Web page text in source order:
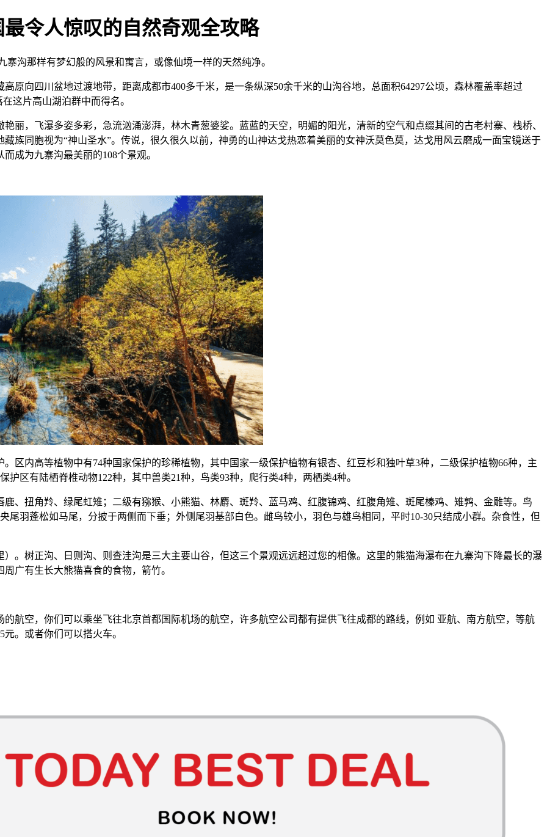
令人惊叹的自然奇观全攻略
沟那样有梦幻般的风景和寓言，或像仙境一样的天然纯净。
原向四川盆地过渡地带，距离成都市400多千米，是一条纵深50余千米的山沟谷地，总面积64297公顷，森林覆盖率超过
这片高山湖泊群中而得名。
丽，飞瀑多姿多彩，急流汹涌澎湃，林木青葱婆娑。蓝蓝的天空，明媚的阳光，清新的空气和点缀其间的古老村寨、栈桥、
族同胞视为“神山圣水”。传说，很久很久以前，神勇的山神达戈热恋着美丽的女神沃莫色莫，达戈用风云磨成一面宝镜送于
成为九寨沟最美丽的108个景观。
区内高等植物中有74种国家保护的珍稀植物，其中国家一级保护植物有银杏、红豆杉和独叶草3种，二级保护植物66种，主
区有陆栖脊椎动物122种，其中兽类21种，鸟类93种，爬行类4种，两栖类4种。
、扭角羚、绿尾虹雉；二级有猕猴、小熊猫、林麝、斑羚、蓝马鸡、红腹锦鸡、红腹角雉、斑尾榛鸡、雉鹑、金雕等。鸟
尾羽蓬松如马尾，分披于两侧而下垂；外侧尾羽基部白色。雌鸟较小，羽色与雄鸟相同，平时10-30只结成小群。杂食性，但
。树正沟、日则沟、则查洼沟是三大主要山谷，但这三个景观远远超过您的相像。这里的熊猫海瀑布在九寨沟下降最长的瀑
广有生长大熊猫喜食的食物，箭竹。
航空， 你们可以乘坐飞往北京首都国际机场的航空，许多航空公司都有提供飞往成都的路线，例如 亚航、南方航空，等航
。或者你们可以搭火车。